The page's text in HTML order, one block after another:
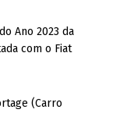
Ano 2023 da
com o Fiat
(Carro